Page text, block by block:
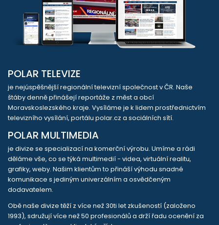
POLAR TELEVIZE
je nejúspěšnější regionální televizní společnost v ČR. Naše
štáby denně přinášejí reportáže z měst a obcí
Moravskoslezského kraje. Vysíláme je k lidem prostřednictvím
televizního vysílání, portálu polar.cz a sociálních sítí.
POLAR MULTIMEDIA
je divize se specializací na komerční výrobu. Umíme a rádi
děláme vše, co se týká multimedií - videa, virtuální realitu,
grafiky, weby. Našim klientům to přináší výhodu snadné
komunikace s jediným univerzálním a osvědčeným
dodavatelem.
Obě naše divize těží z více než 30ti let zkušeností (založeno
1993), sdružují více než 50 profesionálů a drží řadu ocenění za